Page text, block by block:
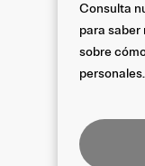
Consulta
para saber
sobre
personales.